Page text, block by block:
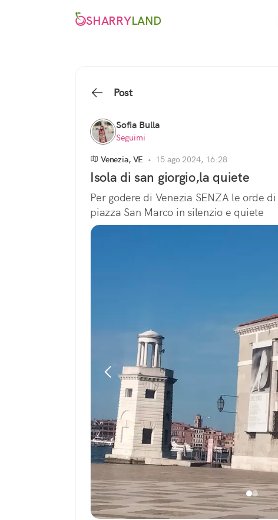
SHARRYLAND
Post
Sofia Bulla
Seguimi
Venezia, VE • 15 ago 2024, 16:28
Isola di san giorgio,la quiete
Per godere di Venezia SENZA le orde
piazza San Marco in silenzio e quiete